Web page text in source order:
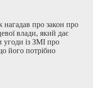
про закон про
влади, який дає
угоди із ЗМІ про
його потрібно